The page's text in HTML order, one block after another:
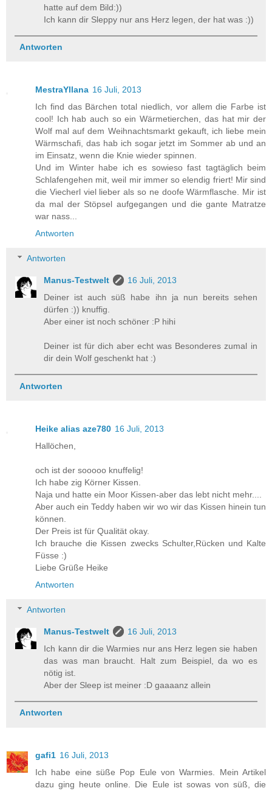
hatte auf dem Bild:))
Ich kann dir Sleppy nur ans Herz legen, der hat was :))
Antworten
MestraYllana 16 Juli, 2013
Ich find das Bärchen total niedlich, vor allem die Farbe ist
cool! Ich hab auch so ein Wärmetierchen, das hat mir der
Wolf mal auf dem Weihnachtsmarkt gekauft, ich liebe mein
Wärmschafi, das hab ich sogar jetzt im Sommer ab und an
im Einsatz, wenn die Knie wieder spinnen.
Und im Winter habe ich es sowieso fast tagtäglich beim
Schlafengehen mit, weil mir immer so elendig friert! Mir sind
die Viecherl viel lieber als so ne doofe Wärmflasche. Mir ist
da mal der Stöpsel aufgegangen und die gante Matratze
war nass...
Antworten
Antworten
Manus-Testwelt
16 Juli, 2013
Deiner ist auch süß habe ihn ja nun bereits sehen
dürfen :)) knuffig.
Aber einer ist noch schöner :P hihi
Deiner ist für dich aber echt was Besonderes zumal in
dir dein Wolf geschenkt hat :)
Antworten
Heike alias aze780 16 Juli, 2013
Hallöchen,
och ist der sooooo knuffelig!
Ich habe zig Körner Kissen.
Naja und hatte ein Moor Kissen-aber das lebt nicht mehr....
Aber auch ein Teddy haben wir wo wir das Kissen hinein tun
können.
Der Preis ist für Qualität okay.
Ich brauche die Kissen zwecks Schulter,Rücken und Kalte
Füsse :)
Liebe Grüße Heike
Antworten
Antworten
Manus-Testwelt
16 Juli, 2013
Ich kann dir die Warmies nur ans Herz legen sie haben
das was man braucht. Halt zum Beispiel, da wo es
nötig ist.
Aber der Sleep ist meiner :D gaaaanz allein
Antworten
gafi1 16 Juli, 2013
Ich habe eine süße Pop Eule von Warmies. Mein Artikel
dazu ging heute online. Die Eule ist sowas von süß, die